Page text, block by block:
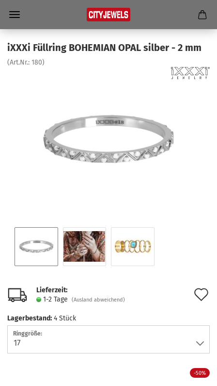
iXXXi Füll­ring BO­HEMI­AN OPAL sil­ber - 2 mm
(Art.Nr.: 180)
Lieferzeit:
1-2 Tage
(Ausland abweichend)
Lagerbestand: 4 Stück
Ringgröße:
-50%